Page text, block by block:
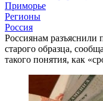
Приморье
Регионы
Россия
Россиянам разъяснили
старого образца,
такого понятия, как